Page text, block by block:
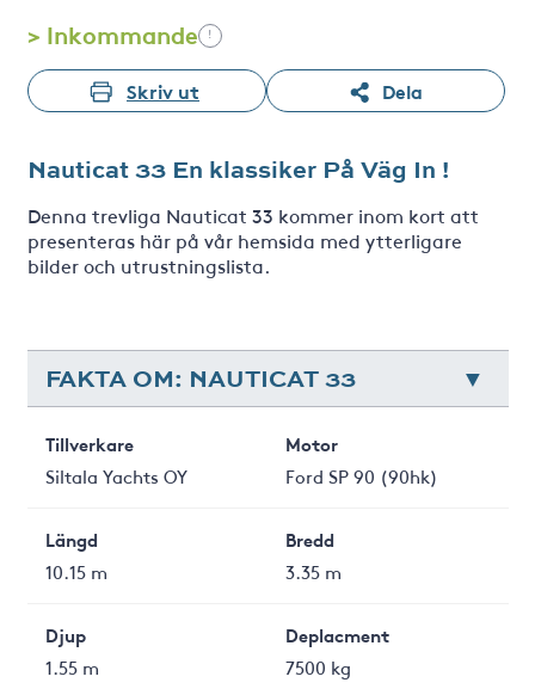
> Inkommande !
Skriv ut Dela
Nauticat 33 En klassiker På Väg In !
Denna trevliga Nauticat 33 kommer inom kort att
presenteras här på vår hemsida med ytterligare
bilder och utrustningslista.
FAKTA OM: NAUTICAT 33
Tillverkare
Siltala Yachts OY
Motor
Ford SP 90 (90hk)
Längd
10.15 m
Bredd
3.35 m
Djup
1.55 m
Deplacment
7500 kg